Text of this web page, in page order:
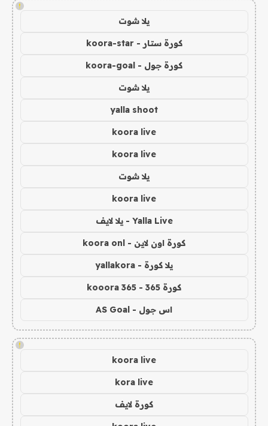
!
يلا شوت
كورة ستار - koora-star
كورة جول - koora-goal
يلا شوت
yalla shoot
koora live
koora live
يلا شوت
koora live
Yalla Live - يلا لايف
كورة اون لاين - koora onl
يلا كورة - yallakora
كورة 365 - kooora 365
اس جول - AS Goal
!
koora live
kora live
كورة لايف